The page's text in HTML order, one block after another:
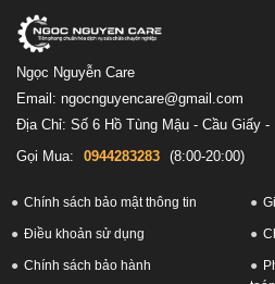
Ngọc Nguyễn Care
Email: ngocnguyencare@gmail.com
Địa Chỉ: Số 6 Hồ Tùng Mậu - Cầu Giấy -
Gọi Mua:
0944283283 (8:00-20:00)
Chính sách bảo mật thông tin
Điều khoản sử dụng
Chính sách bảo hành